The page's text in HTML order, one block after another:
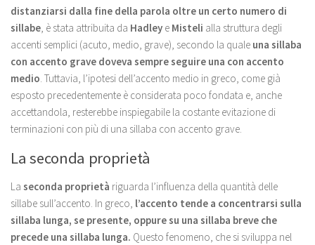
distanziarsi dalla fine della parola oltre un certo numero di
sillabe , è stata attribuita da Hadley e Misteli alla struttura degli
accenti semplici (acuto, medio, grave), secondo la quale una sillaba
con accento grave doveva sempre seguire una con accento
medio . Tuttavia, l’ipotesi dell’accento medio in greco, come già
esposto precedentemente è considerata poco fondata e, anche
accettandola, resterebbe inspiegabile la costante evitazione di
terminazioni con più di una sillaba con accento grave.
La seconda proprietà
La seconda proprietà riguarda l’influenza della quantità delle
sillabe sull’accento. In greco, l’accento tende a concentrarsi sulla
sillaba lunga, se presente, oppure su una sillaba breve che
precede una sillaba lunga. Questo fenomeno, che si sviluppa nel